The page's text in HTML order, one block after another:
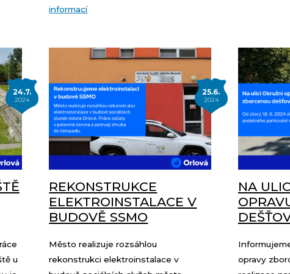
informací
24.7.
2024
u
25.6.
2024
REKONSTRUKCE
ELEKTROINSTALACE V
BUDOVĚ SSMO
Město realizuje rozsáhlou
rekonstrukci elektroinstalace v
NA
opravy